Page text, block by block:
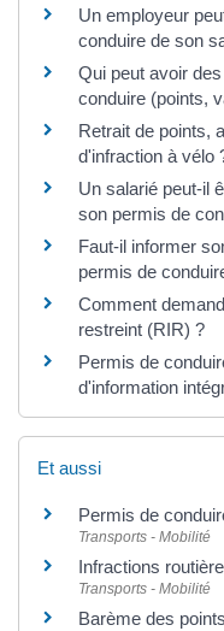
Un employeur
conduire de son
Qui peut avoir
conduire (points,
Retrait de points,
d'infraction à vélo
Un salarié peut-il
son permis de
Faut-il informer
permis de
Comment
restreint (RIR) ?
Permis de
d'information
Et aussi
Permis de
Transports - Mobilité
Infractions
Transports - Mobilité
Barème des